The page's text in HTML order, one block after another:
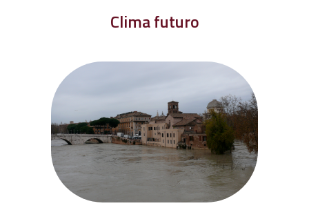
Clima futuro